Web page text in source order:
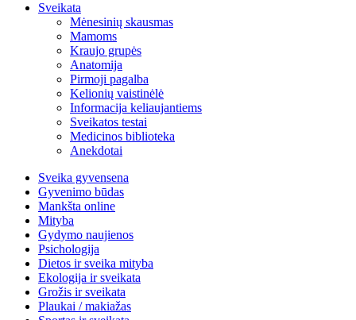
Sveikata
Mėnesinių skausmas
Mamoms
Kraujo grupės
Anatomija
Pirmoji pagalba
Kelionių vaistinėlė
Informacija keliaujantiems
Sveikatos testai
Medicinos biblioteka
Anekdotai
Sveika gyvensena
Gyvenimo būdas
Mankšta online
Mityba
Gydymo naujienos
Psichologija
Dietos ir sveika mityba
Ekologija ir sveikata
Grožis ir sveikata
Plaukai / makiažas